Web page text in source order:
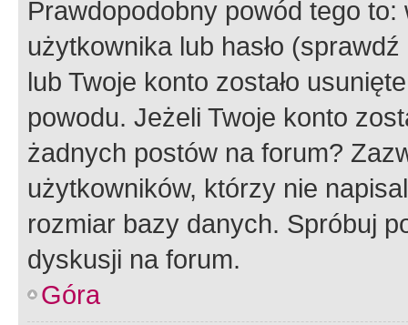
Prawdopodobny powód tego to:
użytkownika lub hasło
lub Twoje konto zostało
powodu. Jeżeli Twoje konto
żadnych postów na forum?
użytkowników, którzy nie
rozmiar bazy danych. Spróbuj
dyskusji na forum.
Góra